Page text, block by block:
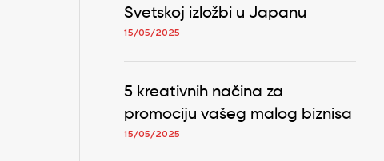
Svetskoj izložbi u Japanu
15/05/2025
5 kreativnih načina za
promociju vašeg malog biznisa
15/05/2025